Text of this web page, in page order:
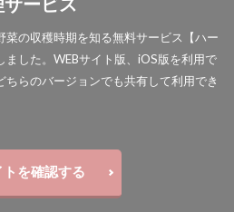
の収穫時期を知る無料サービス【ハー
した。WEBサイト版、iOS版を利用で
ちらのバージョンでも共有して利用でき
トを確認する